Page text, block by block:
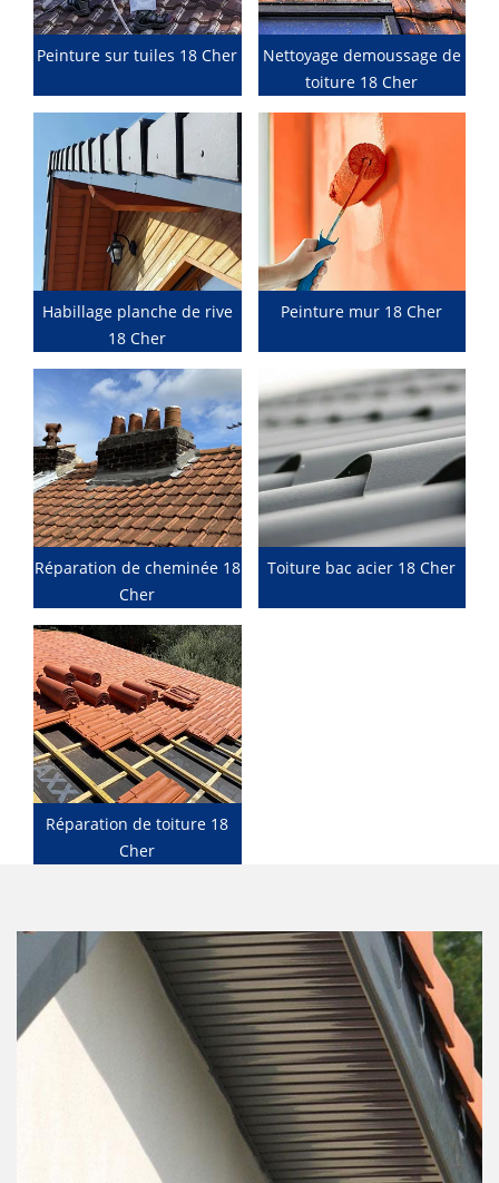
Peinture sur tuiles 18 Cher
Nettoyage demoussage de
toiture 18 Cher
Habillage planche de rive
18 Cher
Peinture mur 18 Cher
Réparation de cheminée 18
Cher
Toiture bac acier 18 Cher
Réparation de toiture 18
Cher